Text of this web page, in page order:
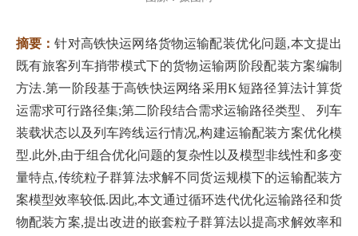
摘要：针对高铁快运网络货物运输配装优化问题,本文提出
既有旅客列车捎带模式下的货物运输两阶段配装方案编制
方法.第一阶段基于高铁快运网络采用K短路径算法计算货
运需求可行路径集;第二阶段结合需求运输路径类型、 列车
装载状态以及列车跨线运行情况,构建运输配装方案优化模
型.此外,由于组合优化问题的复杂性以及模型非线性和多变
量特点,传统粒子群算法求解不同货运规模下的运输配装方
案模型效率较低.因此,本文通过循环迭代优化运输路径和货
物配装方案,提出改进的嵌套粒子群算法以提高求解效率和